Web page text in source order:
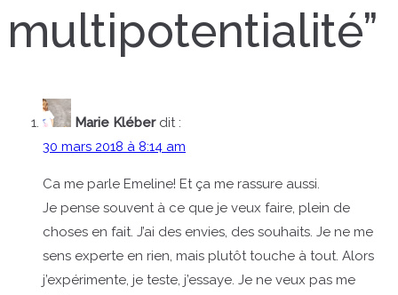
multipotentialité”
Marie Kléber dit :
30 mars 2018 à 8:14 am
Ca me parle Emeline! Et ça me rassure aussi.
Je pense souvent à ce que je veux faire, plein de
choses en fait. J’ai des envies, des souhaits. Je ne me
sens experte en rien, mais plutôt touche à tout. Alors
j’expérimente, je teste, j’essaye. Je ne veux pas me